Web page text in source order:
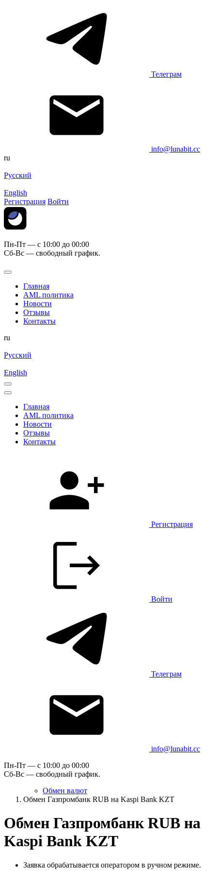
Телеграм
info@lunabit.cc
ru
Русский
English
Регистрация Войти
Пн-Пт — c 10:00 до 00:00
Сб-Вс — свободный график.
Главная
AML политика
Новости
Отзывы
Контакты
ru
Русский
English
Главная
AML политика
Новости
Отзывы
Контакты
Регистрация
Войти
Телеграм
info@lunabit.cc
Пн-Пт — c 10:00 до 00:00
Сб-Вс — свободный график.
Обмен валют
Обмен Газпромбанк RUB на Kaspi Bank KZT
Обмен Газпромбанк RUB на
Kaspi Bank KZT
Заявка обрабатывается оператором в ручном режиме.